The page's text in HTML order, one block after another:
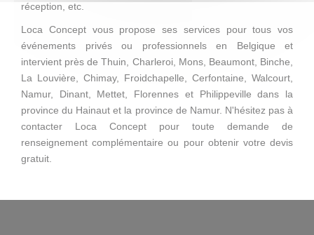
réception, etc.
Loca Concept vous propose ses services pour tous vos
événements privés ou professionnels en Belgique et
intervient près de Thuin, Charleroi, Mons, Beaumont, Binche,
La Louvière, Chimay, Froidchapelle, Cerfontaine, Walcourt,
Namur, Dinant, Mettet, Florennes et Philippeville dans la
province du Hainaut et la province de Namur. N'hésitez pas à
contacter Loca Concept pour toute demande de
renseignement complémentaire ou pour obtenir votre devis
gratuit.